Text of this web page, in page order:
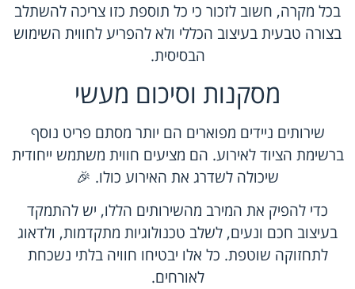
בכל מקרה, חשוב לזכור כי כל תוספת כזו צריכה להשתלב
בצורה טבעית בעיצוב הכללי ולא להפריע לחווית השימוש
הבסיסית.
מסקנות וסיכום מעשי
שירותים ניידים מפוארים הם יותר מסתם פריט נוסף
ברשימת הציוד לאירוע. הם מציעים חווית משתמש ייחודית
שיכולה לשדרג את האירוע כולו. 🎉
כדי להפיק את המירב מהשירותים הללו, יש להתמקד
בעיצוב חכם ונעים, לשלב טכנולוגיות מתקדמות, ולדאוג
לתחזוקה שוטפת. כל אלו יבטיחו חוויה בלתי נשכחת
לאורחים.